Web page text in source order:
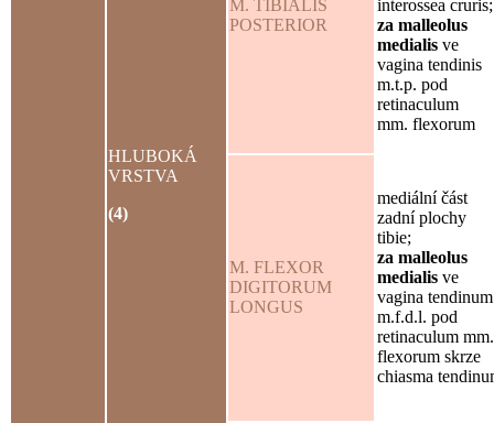
HLUBOKÁ
VRSTVA
(4)
M. TIBIALIS
POSTERIOR
interossea cruris;
za malleolus
medialis ve
vagina tendinis
m.t.p. pod
retinaculum
mm. flexorum
M. FLEXOR
DIGITORUM
LONGUS
mediální část
zadní plochy
tibie;
za malleolus
medialis ve
vagina tendinum
m.f.d.l. pod
retinaculum mm.
flexorum skrze
chiasma